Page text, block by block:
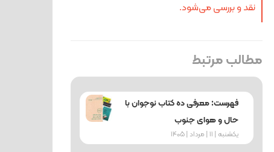
نقد و بررسی می‌شود.
مطالب مرتبط
فهرست: معرفی ده کتاب نوجوان با
حال و هوای جنوب
یکشنبه | 11 | مرداد | 1405